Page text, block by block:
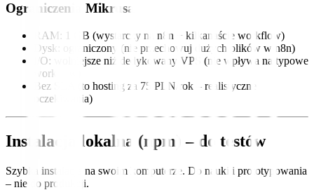
Ograniczenia Mikrusa
RAM: 1 GB (wystarczy na n8n + kilkanaście workflow)
Dysk: ograniczony (nie przechowuj dużych plików w n8n)
I/O: wolniejsze niż dedykowany VPS (nie wpływa na typowe
workflow)
Bez SLA (to hosting za 75 PLN/rok – realistyczne
oczekiwania)
Instalacja lokalna (npm) – do testów
Szybka instalacja na swoim komputerze. Do nauki i prototypowania
– nie do produkcji.